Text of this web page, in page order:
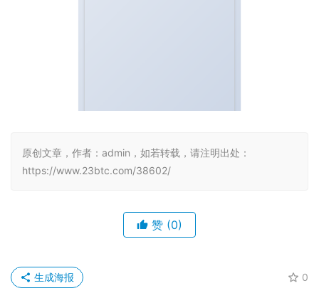
原创文章，作者：admin，如若转载，请注明出处：
https://www.23btc.com/38602/
赞 (0)
0
生成海报